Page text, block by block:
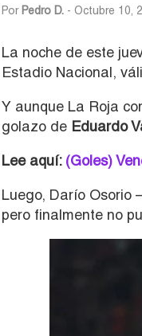
Por Pedro D. - Octubre 10,
La noche de este
Estadio Nacional,
Y aunque La Roja
golazo de Eduardo
Lee aquí:(Goles)
Luego, Darío Osorio
pero finalmente no